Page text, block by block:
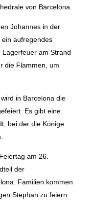
von Barcelona.
Johannes in der
aufregendes
am Strand
die Flammen, um
in Barcelona die
Es gibt eine
bei der die Könige
am 26.
der
Familien kommen
Stephan zu feiern.